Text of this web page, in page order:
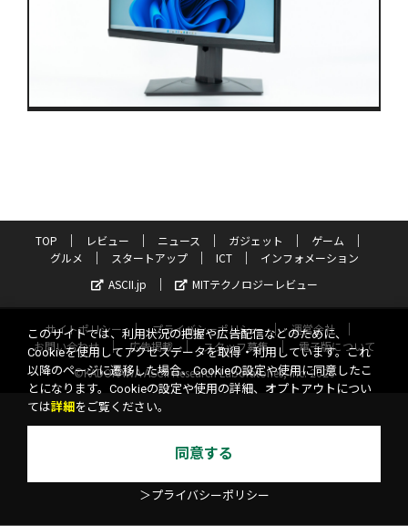
TOP レビュー ニュース ガジェット
ゲーム
グルメ
スタートアップ ICT
インフォメーション
ASCII.jp
MITテクノロジーレビュー
サイトポリシー プライバシーポリシー
運営会社
お問い合わせ
広告掲載 スタッフ募集
電子版について
©KADOKAWA ASCII Research Laboratories, Inc. 2026
このサイトでは、利用状況の把握や広告配信などのために、
Cookieを使用してアクセスデータを取得・利用しています。これ
以降のページに遷移した場合、Cookieの設定や使用に同意したこ
とになります。Cookieの設定や使用の詳細、オプトアウトについ
ては詳細 をご覧ください。
同意する
＞プライバシーポリシー